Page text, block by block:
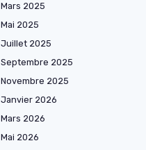
Mars 2025
Mai 2025
Juillet 2025
Septembre 2025
Novembre 2025
Janvier 2026
Mars 2026
Mai 2026